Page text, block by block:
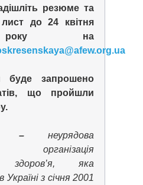
резюме та
до 24 квітня
на
буде запрошено
що пройшли
– неурядова
організація
здоров’я, яка
з січня 2001